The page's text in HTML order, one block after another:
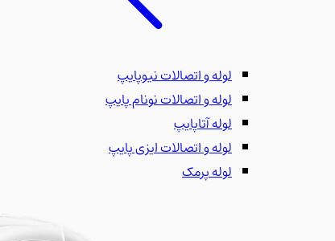
لوله و اتصالات نیوپایپ
لوله و اتصالات نونام پایپ
لوله آتاپایپ
لوله و اتصالات ایزی پایپ
لوله پرمک